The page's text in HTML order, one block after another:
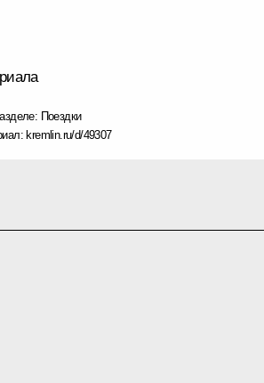
Поездки
kremlin.ru/d/49307